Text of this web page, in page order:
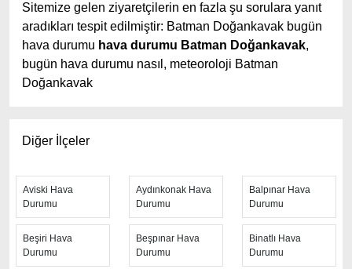
Sitemize gelen ziyaretçilerin en fazla şu sorulara yanıt
aradıkları tespit edilmiştir: Batman Doğankavak bugün
hava durumu hava durumu Batman Doğankavak,
bugün hava durumu nasıl, meteoroloji Batman
Doğankavak
iyi yapan site; hava durumu 15 günlük sitesidir.
durumu
günlük, hava durumu 10 günlük hava durumu 15 güne
kadar uzatılmış hava tahminleri ile tahminlerinin
yanında daha fazla ayrıntının yer aldığı saatlik hava
durumu tahminlerini bulabilirsiniz. Bu sitede yer alan
geniş tahmin süreleri, kolay ve anlaşılır görseller ile
Diğer İlçeler
Aviski Hava
Durumu
Aydınkonak Hava
Durumu
Balpınar Hava
Durumu
Beşiri Hava
Durumu
Beşpınar Hava
Durumu
Binatlı Hava
Durumu